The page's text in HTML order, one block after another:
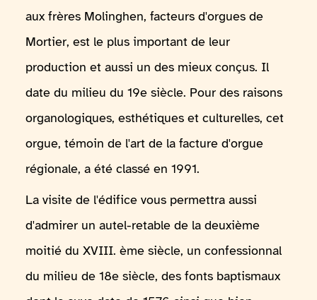
aux frères Molinghen, facteurs d'orgues de
Mortier, est le plus important de leur
production et aussi un des mieux conçus. Il
date du milieu du 19e siècle. Pour des raisons
organologiques, esthétiques et culturelles, cet
orgue, témoin de l'art de la facture d'orgue
régionale, a été classé en 1991.
La visite de l'édifice vous permettra aussi
d'admirer un autel-retable de la deuxième
moitié du XVIII. ème siècle, un confessionnal
du milieu de 18e siècle, des fonts baptismaux